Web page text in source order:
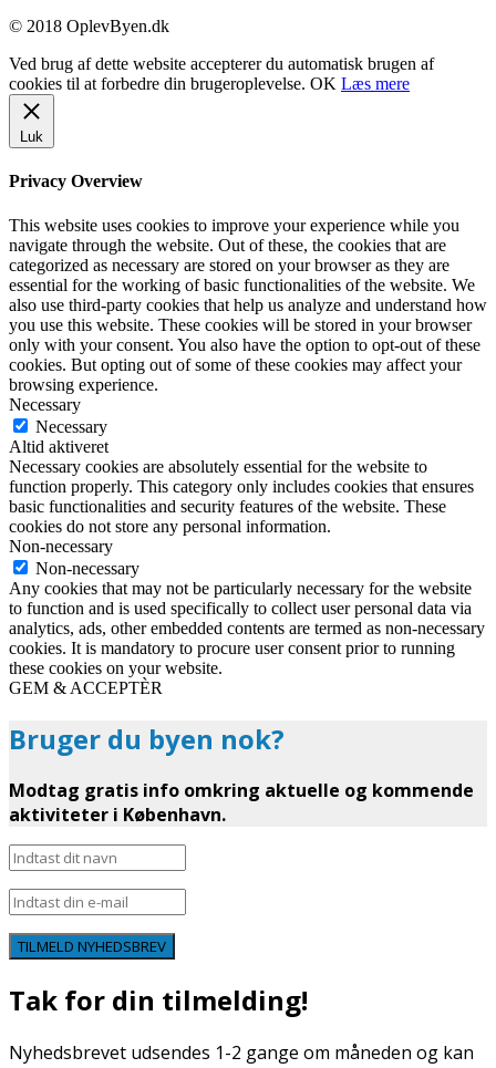
© 2018 OplevByen.dk
Ved brug af dette website accepterer du automatisk brugen af
cookies til at forbedre din brugeroplevelse. OK Læs mere
Luk
Privacy Overview
This website uses cookies to improve your experience while you
navigate through the website. Out of these, the cookies that are
categorized as necessary are stored on your browser as they are
essential for the working of basic functionalities of the website. We
also use third-party cookies that help us analyze and understand how
you use this website. These cookies will be stored in your browser
only with your consent. You also have the option to opt-out of these
cookies. But opting out of some of these cookies may affect your
browsing experience.
Necessary
Necessary
Altid aktiveret
Necessary cookies are absolutely essential for the website to
function properly. This category only includes cookies that ensures
basic functionalities and security features of the website. These
cookies do not store any personal information.
Non-necessary
Non-necessary
Any cookies that may not be particularly necessary for the website
to function and is used specifically to collect user personal data via
analytics, ads, other embedded contents are termed as non-necessary
cookies. It is mandatory to procure user consent prior to running
these cookies on your website.
GEM & ACCEPTÈR
Bruger du byen nok?
Modtag gratis info omkring aktuelle og kommende
aktiviteter i København.
TILMELD NYHEDSBREV
Tak for din tilmelding!
Nyhedsbrevet udsendes 1-2 gange om måneden og kan